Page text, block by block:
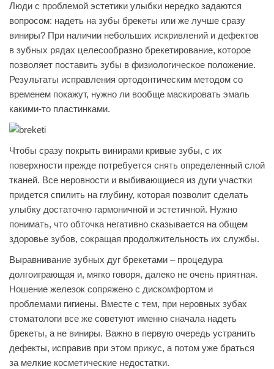
Люди с проблемой эстетики улыбки нередко задаются
вопросом: надеть на зубы брекеты или же лучше сразу
виниры? При наличии небольших искривлений и дефектов
в зубных рядах целесообразно брекетирование, которое
позволяет поставить зубы в физиологическое положение.
Результаты исправления ортодонтическим методом со
временем покажут, нужно ли вообще маскировать эмаль
какими-то пластинками.
Чтобы сразу покрыть винирами кривые зубы, с их
поверхности прежде потребуется снять определенный слой
тканей. Все неровности и выбивающиеся из дуги участки
придется спилить на глубину, которая позволит сделать
улыбку достаточно гармоничной и эстетичной. Нужно
понимать, что обточка негативно сказывается на общем
здоровье зубов, сокращая продолжительность их службы.
Выравнивание зубных дуг брекетами – процедура
долгоиграющая и, мягко говоря, далеко не очень приятная.
Ношение железок сопряжено с дискомфортом и
проблемами гигиены. Вместе с тем, при неровных зубах
стоматологи все же советуют именно сначала надеть
брекеты, а не виниры. Важно в первую очередь устранить
дефекты, исправив при этом прикус, а потом уже браться
за мелкие косметические недостатки.